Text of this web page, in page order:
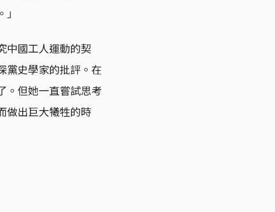
中國工人運動的契
黨史學家的批評。在
。但她一直嘗試思考
做出巨大犧牲的時